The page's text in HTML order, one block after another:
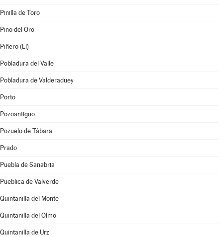
Pinilla de Toro
Pino del Oro
Piñero (El)
Pobladura del Valle
Pobladura de Valderaduey
Porto
Pozoantiguo
Pozuelo de Tábara
Prado
Puebla de Sanabria
Pueblica de Valverde
Quintanilla del Monte
Quintanilla del Olmo
Quintanilla de Urz